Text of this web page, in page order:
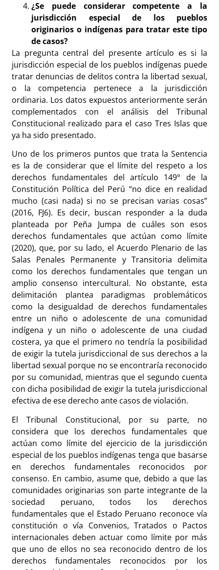
¿Se puede considerar competente a la
jurisdicción especial de los pueblos
originarios o indígenas para tratar este tipo
de casos?
La pregunta central del presente artículo es si la
jurisdicción especial de los pueblos indígenas puede
tratar denuncias de delitos contra la libertad sexual,
o la competencia pertenece a la jurisdicción
ordinaria. Los datos expuestos anteriormente serán
complementados con el análisis del Tribunal
Constitucional realizado para el caso Tres Islas que
ya ha sido presentado.
Uno de los primeros puntos que trata la Sentencia
es la de considerar que el límite del respeto a los
derechos fundamentales del artículo 149° de la
Constitución Política del Perú “no dice en realidad
mucho (casi nada) si no se precisan varias cosas”
(2016, FJ6). Es decir, buscan responder a la duda
planteada por Peña Jumpa de cuáles son esos
derechos fundamentales que actúan como límite
(2020), que, por su lado, el Acuerdo Plenario de las
Salas Penales Permanente y Transitoria delimita
como los derechos fundamentales que tengan un
amplio consenso intercultural. No obstante, esta
delimitación plantea paradigmas problemáticos
como la desigualdad de derechos fundamentales
entre un niño o adolescente de una comunidad
indígena y un niño o adolescente de una ciudad
costera, ya que el primero no tendría la posibilidad
de exigir la tutela jurisdiccional de sus derechos a la
libertad sexual porque no se encontraría reconocido
por su comunidad, mientras que el segundo cuenta
con dicha posibilidad de exigir la tutela jurisdiccional
efectiva de ese derecho ante casos de violación.
El Tribunal Constitucional, por su parte, no
considera que los derechos fundamentales que
actúan como límite del ejercicio de la jurisdicción
especial de los pueblos indígenas tenga que basarse
en derechos fundamentales reconocidos por
consenso. En cambio, asume que, debido a que las
comunidades originarias son parte integrante de la
sociedad peruano, todos los derechos
fundamentales que el Estado Peruano reconoce vía
constitución o vía Convenios, Tratados o Pactos
internacionales deben actuar como límite por más
que uno de ellos no sea reconocido dentro de los
derechos fundamentales reconocidos por los